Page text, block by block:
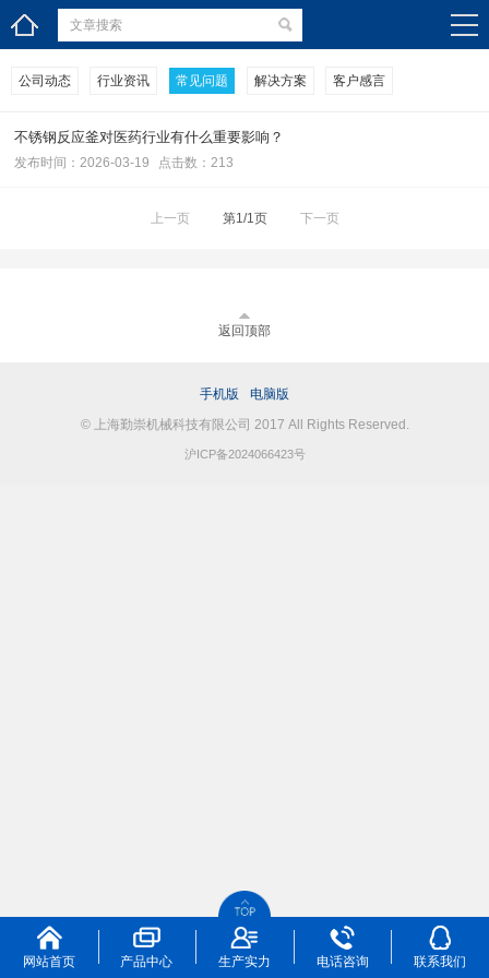
公司动态 行业资讯 常见问题 解决方案 客户感言
不锈钢反应釜对医药行业有什么重要影响？
发布时间：2026-03-19 点击数：213
上一页 第1/1页 下一页
返回顶部
手机版
电脑版
© 上海勤崇机械科技有限公司 2017 All Rights Reserved.
沪ICP备2024066423号
网站首页 产品中心 生产实力 电话咨询 联系我们